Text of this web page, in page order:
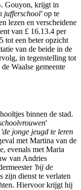
Gouyon, krijgt in
jufferschool'op te
lezen en verscheidene
van £ 16.13.4 per
tot een beter opzicht
van de beide in de
in tegenstelling tot
Waalse gemeente
binnen de stad.
'
'de jonge jeugd te leren
met Martina van de
evenals met Maria
van Andries
'bij de
zijn dienst te verlaten
Hiervoor krijgt hij